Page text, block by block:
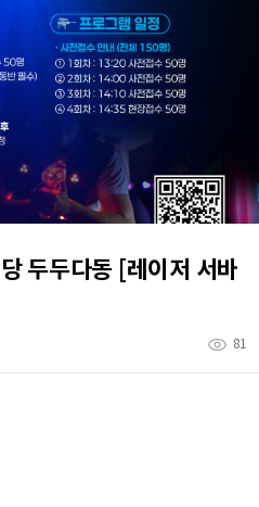
두두다동 [레이저 서바
81